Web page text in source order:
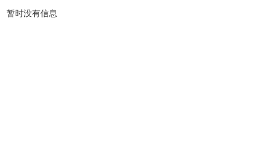
暂时没有信息